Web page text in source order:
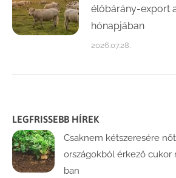
élőbárány-export
hónapjában
2026.07.28.
LEGFRISSEBB HÍREK
Csaknem kétszeresére
országokból érkező cukor
ban